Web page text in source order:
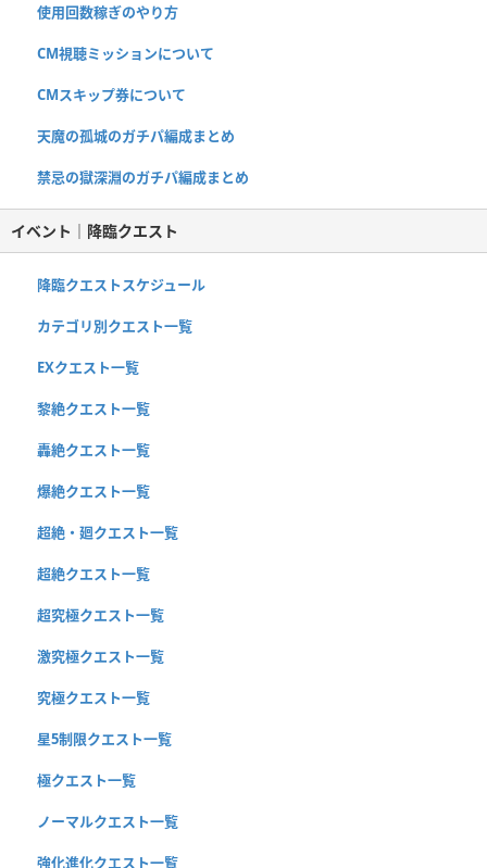
使用回数稼ぎのやり方
CM視聴ミッションについて
CMスキップ券について
天魔の孤城のガチパ編成まとめ
禁忌の獄深淵のガチパ編成まとめ
イベント｜降臨クエスト
降臨クエストスケジュール
カテゴリ別クエスト一覧
EXクエスト一覧
黎絶クエスト一覧
轟絶クエスト一覧
爆絶クエスト一覧
超絶・廻クエスト一覧
超絶クエスト一覧
超究極クエスト一覧
激究極クエスト一覧
究極クエスト一覧
星5制限クエスト一覧
極クエスト一覧
ノーマルクエスト一覧
強化進化クエスト一覧